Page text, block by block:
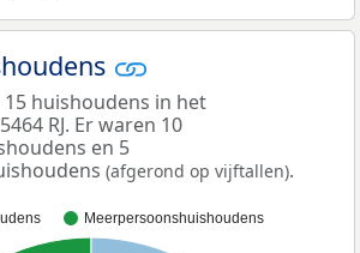
huishoudens in het
RJ. Er waren 10
en 5
(afgerond op vijftallen).
Meerpersoonshuishoudens